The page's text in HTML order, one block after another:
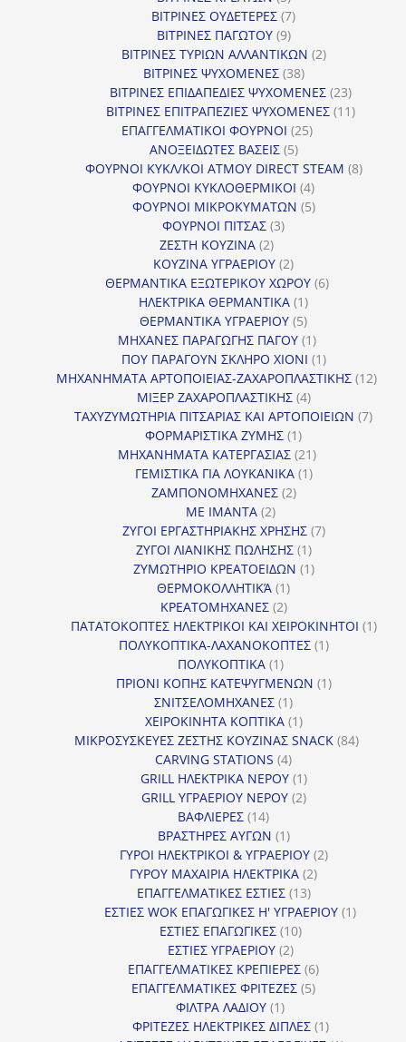
προϊόντα
ΒΙΤΡΙΝΕΣ ΟΥΔΕΤΕΡΕΣ 77
ΒΙΤΡΙΝΕΣ ΠΑΓΩΤΟΥ 99
προϊόντα
ΒΙΤΡΙΝΕΣ ΤΥΡΙΩΝ ΑΛΛΑΝΤΙΚΩΝ 22
ΒΙΤΡΙΝΕΣ ΨΥΧΟΜΕΝΕΣ 3838
προϊόντα
ΒΙΤΡΙΝΕΣ ΕΠΙΔΑΠΕΔΙΕΣ ΨΥΧΟΜΕΝΕΣ 2323
προϊόντα
ΒΙΤΡΙΝΕΣ ΕΠΙΤΡΑΠΕΖΙΕΣ ΨΥΧΟΜΕΝΕΣ 1111
ΕΠΑΓΓΕΛΜΑΤΙΚΟΙ ΦΟΥΡΝΟΙ 2525
ΑΝΟΞΕΙΔΩΤΕΣ ΒΑΣΕΙΣ 55
προϊόντα
ΦΟΥΡΝΟΙ ΚΥΚΛ/ΚΟΙ ΑΤΜΟΥ DIRECT STEAM 88
ΦΟΥΡΝΟΙ ΚΥΚΛΟΘΕΡΜΙΚΟΙ 44
προϊόντα
ΦΟΥΡΝΟΙ ΜΙΚΡΟΚΥΜΑΤΩΝ 55
ΦΟΥΡΝΟΙ ΠΙΤΣΑΣ 33
ΖΕΣΤΗ ΚΟΥΖΙΝΑ 22
προϊόντα
ΚΟΥΖΙΝΑ ΥΓΡΑΕΡΙΟΥ 22
προϊόντα
ΘΕΡΜΑΝΤΙΚΑ ΕΞΩΤΕΡΙΚΟΥ ΧΩΡΟΥ 66
ΗΛΕΚΤΡΙΚΑ ΘΕΡΜΑΝΤΙΚΑ 11
προϊόν
ΘΕΡΜΑΝΤΙΚΑ ΥΓΡΑΕΡΙΟΥ 55
προϊόντα
ΜΗΧΑΝΕΣ ΠΑΡΑΓΩΓΗΣ ΠΑΓΟΥ 11
προϊόν
ΠΟΥ ΠΑΡΑΓΟΥΝ ΣΚΛΗΡΟ ΧΙΟΝΙ 11
προϊόν
ΜΗΧΑΝΗΜΑΤΑ ΑΡΤΟΠΟΙΕΙΑΣ-ΖΑΧΑΡΟΠΛΑΣΤΙΚΗΣ 1212
ΜΙΞΕΡ ΖΑΧΑΡΟΠΛΑΣΤΙΚΗΣ 44
προϊόντα
ΤΑΧΥΖΥΜΩΤΗΡΙΑ ΠΙΤΣΑΡΙΑΣ ΚΑΙ ΑΡΤΟΠΟΙΕΙΩΝ 77
ΦΟΡΜΑΡΙΣΤΙΚΑ ΖΥΜΗΣ 11
προϊόν
ΜΗΧΑΝΗΜΑΤΑ ΚΑΤΕΡΓΑΣΙΑΣ 2121
προϊόντα
ΓΕΜΙΣΤΙΚΑ ΓΙΑ ΛΟΥΚΑΝΙΚΑ 11
ΖΑΜΠΟΝΟΜΗΧΑΝΕΣ 22
ΜΕ ΙΜΑΝΤΑ 22
προϊόντα
ΖΥΓΟΙ ΕΡΓΑΣΤΗΡΙΑΚΗΣ ΧΡΗΣΗΣ 77
ΖΥΓΟΙ ΛΙΑΝΙΚΗΣ ΠΩΛΗΣΗΣ 11
προϊόν
ΖΥΜΩΤΗΡΙΟ ΚΡΕΑΤΟΕΙΔΩΝ 11
ΘΕΡΜΟΚΟΛΛΗΤΙΚΆ 11
προϊόν
ΚΡΕΑΤΟΜΗΧΑΝΕΣ 22
προϊόντα
ΠΑΤΑΤΟΚΟΠΤΕΣ ΗΛΕΚΤΡΙΚΟΙ ΚΑΙ ΧΕΙΡΟΚΙΝΗΤΟΙ 11
ΠΟΛΥΚΟΠΤΙΚΑ-ΛΑΧΑΝΟΚΟΠΤΕΣ 11
ΠΟΛΥΚΟΠΤΙΚΑ 11
προϊόν
ΠΡΙΟΝΙ ΚΟΠΗΣ ΚΑΤΕΨΥΓΜΕΝΩΝ 11
ΣΝΙΤΣΕΛΟΜΗΧΑΝΕΣ 11
προϊόν
ΧΕΙΡΟΚΙΝΗΤΑ ΚΟΠΤΙΚΑ 11
προϊόν
ΜΙΚΡΟΣΥΣΚΕΥΕΣ ΖΕΣΤΗΣ ΚΟΥΖΙΝΑΣ SNACK 8484
CARVING STATIONS 44
προϊόντα
GRILL ΗΛΕΚΤΡΙΚΑ ΝΕΡΟΥ 11
προϊόν
GRILL ΥΓΡΑΕΡΙΟΥ ΝΕΡΟΥ 22
ΒΑΦΛΙΕΡΕΣ 1414
προϊόντα
ΒΡΑΣΤΗΡΕΣ ΑΥΓΩΝ 11
προϊόν
ΓΥΡΟΙ ΗΛΕΚΤΡΙΚΟΙ & ΥΓΡΑΕΡΙΟΥ 22
ΓΥΡΟΥ ΜΑΧΑΙΡΙΑ ΗΛΕΚΤΡΙΚΑ 22
ΕΠΑΓΓΕΛΜΑΤΙΚΕΣ ΕΣΤΙΕΣ 1313
προϊόντα
ΕΣΤΙΕΣ WOK ΕΠΑΓΩΓΙΚΕΣ Η' ΥΓΡΑΕΡΙΟΥ 11
ΕΣΤΙΕΣ ΕΠΑΓΩΓΙΚΕΣ 1010
ΕΣΤΙΕΣ ΥΓΡΑΕΡΙΟΥ 22
προϊόντα
ΕΠΑΓΓΕΛΜΑΤΙΚΕΣ ΚΡΕΠΙΕΡΕΣ 66
προϊόντα
ΕΠΑΓΓΕΛΜΑΤΙΚΕΣ ΦΡΙΤΕΖΕΣ 55
ΦΙΛΤΡΑ ΛΑΔΙΟΥ 11
προϊόν
ΦΡΙΤΕΖΕΣ ΗΛΕΚΤΡΙΚΕΣ ΔΙΠΛΕΣ 11